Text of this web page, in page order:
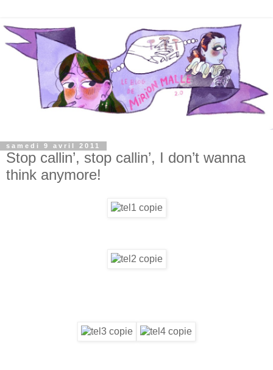
samedi 9 avril 2011
Stop callin’, stop callin’, I don’t wanna
think anymore!